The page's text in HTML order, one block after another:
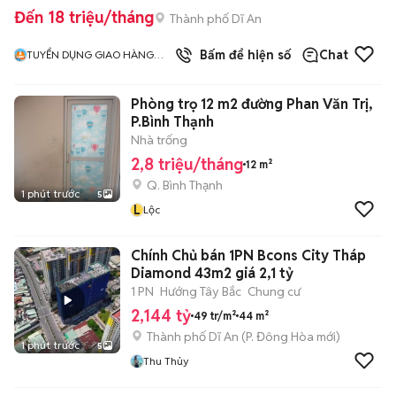
Đến 18 triệu/tháng Thành phố Dĩ An
TUYỂN DỤNG GIAO HÀNG
Bấm để hiện số Chat
1 phút trước 5
Phòng trọ 12 m2 đường Phan Văn Trị,
P.Bình Thạnh
Nhà trống
2,8 triệu/tháng 12 m²
Q. Bình Thạnh
L Lộc
1 phút trước 5
Chính Chủ bán 1PN Bcons City Tháp
Diamond 43m2 giá 2,1 tỷ
1 PN Hướng Tây Bắc Chung cư
2,144 tỷ 49 tr/m² 44 m²
Thành phố Dĩ An (P. Đông Hòa mới)
Thu Thủy